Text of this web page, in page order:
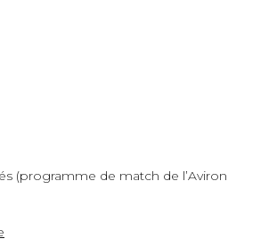
(programme de match de l’Aviron